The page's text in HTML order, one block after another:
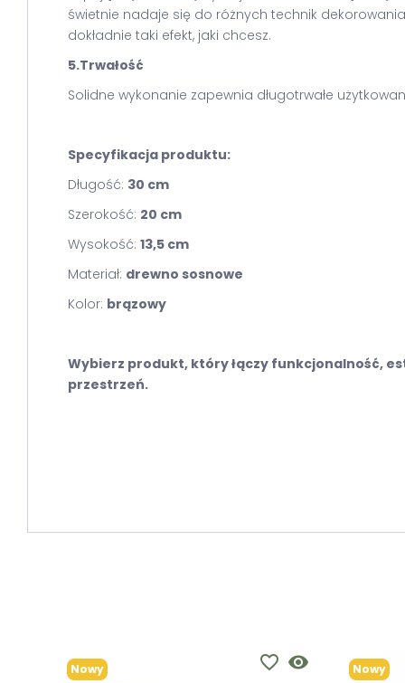
świetnie nadaje się do różnych technik
dokładnie taki efekt, jaki chcesz.
5.Trwałość
Solidne wykonanie zapewnia długotrwałe
Specyfikacja produktu:
Długość: 30 cm
Szerokość: 20 cm
Wysokość: 13,5 cm
Materiał: drewno sosnowe
Kolor: brązowy
Wybierz produkt, który łączy funkcjonalność,
przestrzeń.
Nowy
visibility
favorite_border Nowy